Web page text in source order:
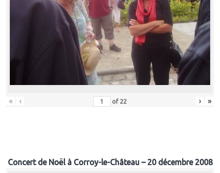
« ‹ of 22 › »
Concert de Noël à Corroy-le-Château – 20 décembre 2008